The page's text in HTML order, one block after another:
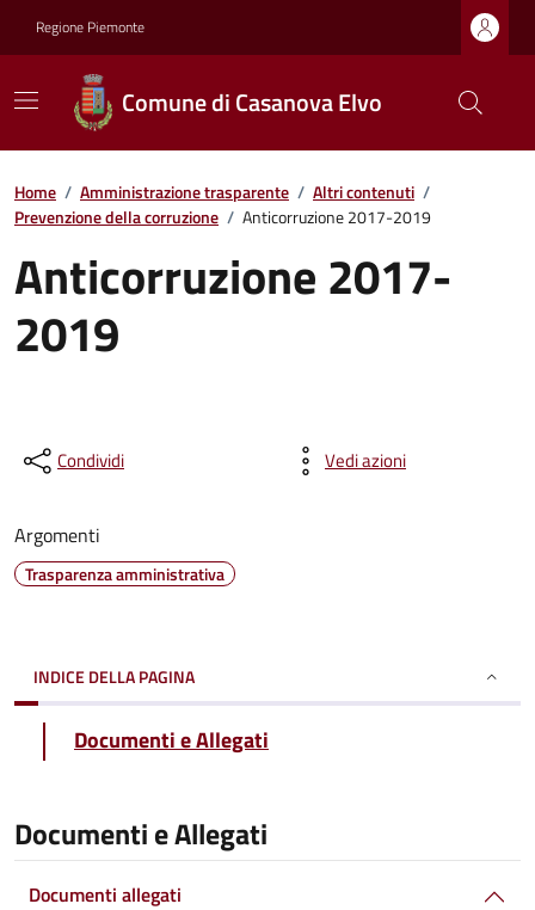
Regione Piemonte
Comune di Casanova Elvo
Home / Amministrazione trasparente / Altri contenuti /
Prevenzione della corruzione / Anticorruzione 2017-2019
Anticorruzione 2017-
2019
Condividi Vedi azioni
Argomenti
Trasparenza amministrativa
INDICE DELLA PAGINA
Documenti e Allegati
Documenti e Allegati
Documenti allegati